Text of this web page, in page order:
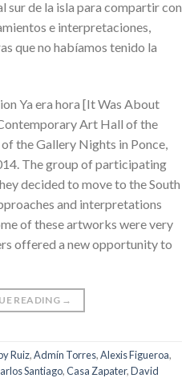
sur de la isla para compartir con
e interpretaciones,
que no habíamos tenido la
Ya era hora [It Was About
Art Hall of the
the Gallery Nights in Ponce,
The group of participating
decided to move to the South
and interpretations
of these artworks were very
offered a new opportunity to
READING →
Ruiz,Admín Torres,Alexis Figueroa,
Santiago,Casa Zapater,David